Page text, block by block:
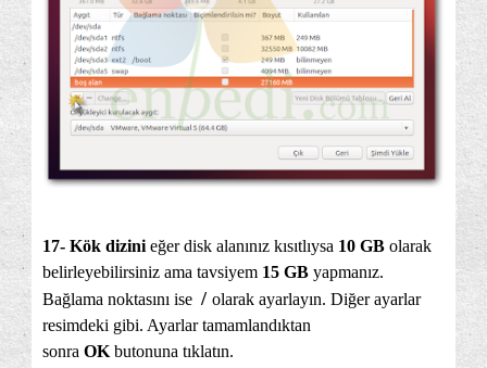
17- Kök dizini eğer disk alanınız kısıtlıysa 10 GB olarak
belirleyebilirsiniz ama tavsiyem 15 GB yapmanız.
Bağlama noktasını ise / olarak ayarlayın. Diğer ayarlar
resimdeki gibi. Ayarlar tamamlandıktan
sonra OK butonuna tıklatın.